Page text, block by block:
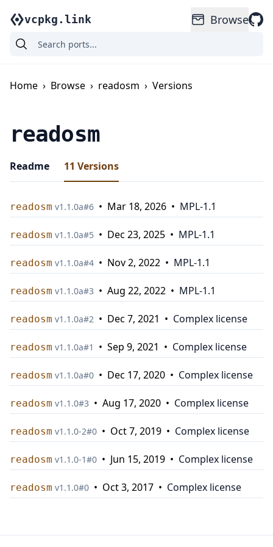
vcpkg.link Browse
Home › Browse › readosm › Versions
readosm
Readme 11 Versions
readosm v1.1.0a#6 • Mar 18, 2026 • MPL-1.1
readosm v1.1.0a#5 • Dec 23, 2025 • MPL-1.1
readosm v1.1.0a#4 • Nov 2, 2022 • MPL-1.1
readosm v1.1.0a#3 • Aug 22, 2022 • MPL-1.1
readosm v1.1.0a#2 • Dec 7, 2021 • Complex license
readosm v1.1.0a#1 • Sep 9, 2021 • Complex license
readosm v1.1.0a#0 • Dec 17, 2020 • Complex license
readosm v1.1.0#3 • Aug 17, 2020 • Complex license
readosm v1.1.0-2#0 • Oct 7, 2019 • Complex license
readosm v1.1.0-1#0 • Jun 15, 2019 • Complex license
readosm v1.1.0#0 • Oct 3, 2017 • Complex license